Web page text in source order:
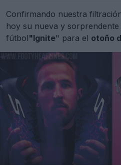
Confirmando nuestra
hoy su nueva y
fútbol"Ignite" para el otoño